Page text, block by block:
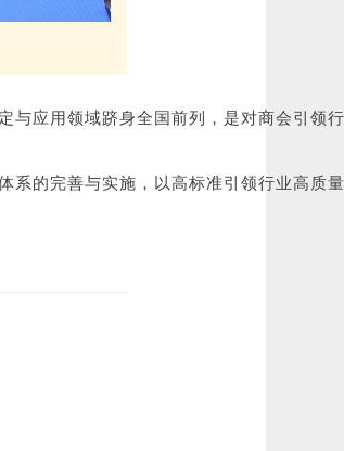
应用领域跻身全国前列，是对商会引领
的完善与实施，以高标准引领行业高质